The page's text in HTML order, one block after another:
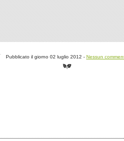
Pubblicato il giorno 02 luglio 2012 - Nessun